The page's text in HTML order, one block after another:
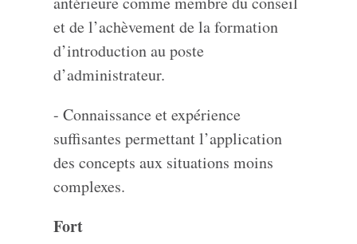
et de l’achèvement de la formation
d’introduction au poste
d’administrateur.
- Connaissance et expérience
suffisantes permettant l’application
des concepts aux situations moins
complexes.
Fort